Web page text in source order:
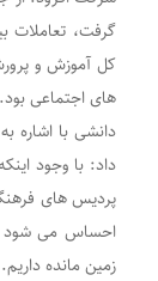
گرفت، تعاملات
کل آموزش و
های اجتماعی بود.
دانشی با اشاره
داد: با وجود
پردیس های
احساس می شود و
زمین مانده داریم.